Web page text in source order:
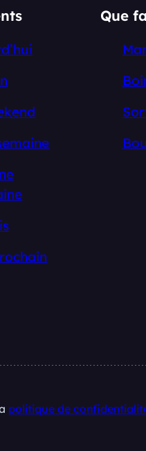
Que
politique de